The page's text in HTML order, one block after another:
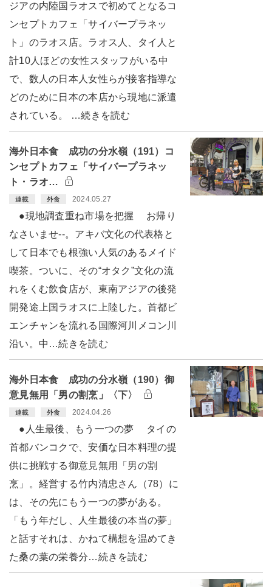
ジアの内陸国ラオスで初めてとなるコ
ンセプトカフェ「サイバープラネッ
ト」のラオス店。ラオス人、タイ人と
計10人ほどの女性スタッフがいる中
で、数人の日本人女性らが接客指導な
どのために日本の本店から現地に派遣
されている。 …続きを読む
海外日本食 成功の分水嶺（191）コ
ンセプトカフェ「サイバープラネッ
ト・ラオ…
連載 外食 2024.05.27
●現地調査重ね市場を把握 お帰り
なさいませ--。アキバ文化の代表格と
して日本でも根強い人気のあるメイド
喫茶。ついに、その“オタク”文化の流
れをくむ飲食店が、東南アジアの後発
開発途上国ラオスに上陸した。首都ビ
エンチャンを流れる国際河川メコン川
沿い。中…続きを読む
海外日本食 成功の分水嶺（190）御
意見無用「男の割烹」〈下〉
連載 外食 2024.04.26
●人生最後、もう一つの夢 タイの
首都バンコクで、安価な日本料理の提
供に挑戦する御意見無用「男の割
烹」。経営する竹内清忠さん（78）に
は、その先にもう一つの夢がある。
「もう年だし、人生最後の本当の夢」
と話すそれは、かねて構想を温めてき
た桑の葉の栄養分…続きを読む